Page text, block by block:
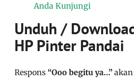
Anda Kunjungi
Unduh /
HP Pinter Pandai
Respons “Ooo begitu ya…”